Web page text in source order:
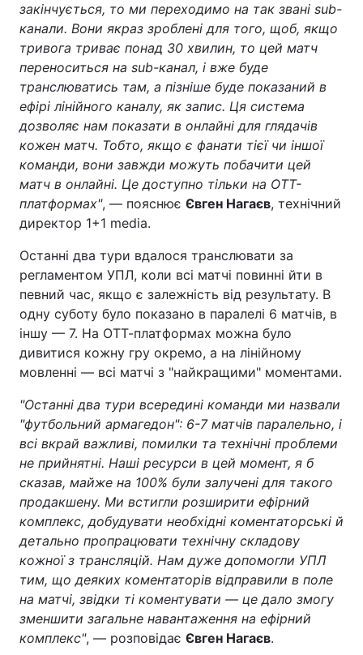
закінчується, то ми переходимо на так звані sub-
канали. Вони якраз зроблені для того, щоб, якщо
тривога триває понад 30 хвилин, то цей матч
переноситься на sub-канал, і вже буде
транслюватись там, а пізніше буде показаний в
ефірі лінійного каналу, як запис. Ця система
дозволяє нам показати в онлайні для глядачів
кожен матч. Тобто, якщо є фанати тієї чи іншої
команди, вони завжди можуть побачити цей
матч в онлайні. Це доступно тільки на OTT-
платформах", — пояснює Євген Нагаєв, технічний
директор 1+1 media.
Останні два тури вдалося транслювати за
регламентом УПЛ, коли всі матчі повинні йти в
певний час, якщо є залежність від результату. В
одну суботу було показано в паралелі 6 матчів, в
іншу — 7. На ОТТ-платформах можна було
дивитися кожну гру окремо, а на лінійному
мовленні — всі матчі з "найкращими" моментами.
"Останні два тури всередині команди ми назвали
"футбольний армагедон": 6-7 матчів паралельно, і
всі вкрай важливі, помилки та технічні проблеми
не прийнятні. Наші ресурси в цей момент, я б
сказав, майже на 100% були залучені для такого
продакшену. Ми встигли розширити ефірний
комплекс, добудувати необхідні коментаторські й
детально пропрацювати технічну складову
кожної з трансляцій. Нам дуже допомогли УПЛ
тим, що деяких коментаторів відправили в поле
на матчі, звідки ті коментувати — це дало змогу
зменшити загальне навантаження на ефірний
комплекс", — розповідає Євген Нагаєв.